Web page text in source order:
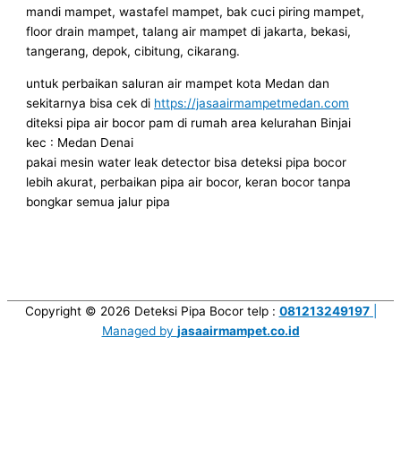
mandi mampet, wastafel mampet, bak cuci piring mampet,
floor drain mampet, talang air mampet di jakarta, bekasi,
tangerang, depok, cibitung, cikarang.
untuk perbaikan saluran air mampet kota Medan dan
sekitarnya bisa cek di https://jasaairmampetmedan.com
diteksi pipa air bocor pam di rumah area kelurahan Binjai
kec : Medan Denai
pakai mesin water leak detector bisa deteksi pipa bocor
lebih akurat, perbaikan pipa air bocor, keran bocor tanpa
bongkar semua jalur pipa
Copyright © 2026 Deteksi Pipa Bocortelp : 081213249197|
Managed by jasaairmampet.co.id